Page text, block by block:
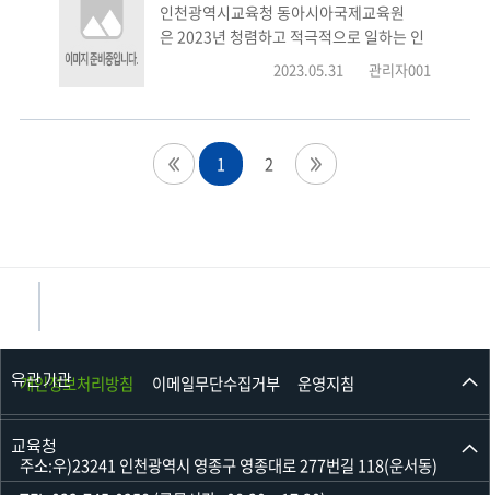
인천광역시교육청 동아시아국제교육원
은 2023년 청렴하고 적극적으로 일하는 인
천교육을 비전으로
청렴의 일상화, 생활화를 위해 노력하고 있
려주는, &quot;청렴이야기&quot; 영상자
료를 [붙임]과 같이 홍보합니다.
2023.05.31 관리자001
1 2
개인정보처리방침 이메일무단수집거부 운영지침
유관기관
교육청
주소:우)23241 인천광역시 영종구 영종대로 277번길 118(운서동)